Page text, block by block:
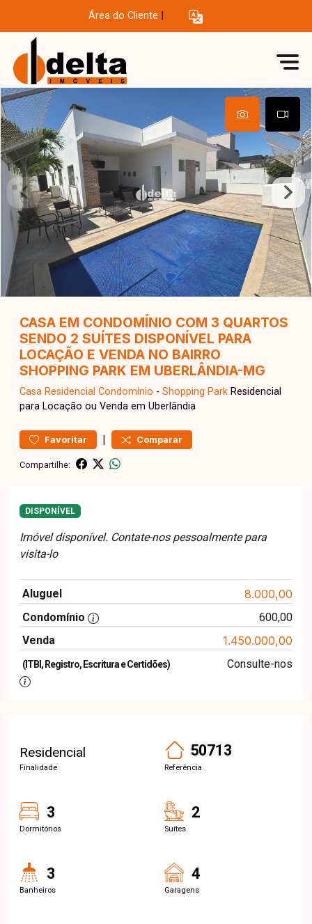
Área do Cliente
CASA EM CONDOMÍNIO COM 3 QUARTOS
SENDO 2 SUÍTES DISPONÍVEL PARA
LOCAÇÃO E VENDA NO BAIRRO
SHOPPING PARK EM UBERLÂNDIA-MG
Casa Residencial Condomínio - Shopping Park Residencial
para Locação ou Venda em Uberlândia
Favoritar | Comparar
Compartilhe:
DISPONÍVEL
Imóvel disponível. Contate-nos pessoalmente para
visita-lo
Aluguel 8.000,00
Condomínio
600,00
Venda
1.450.000,00
(ITBI, Registro, Escritura e Certidões) Consulte-nos
Residencial
Finalidade
50713
Referência
3
Dormitórios
2
Suítes
3
Banheiros
4
Garagens